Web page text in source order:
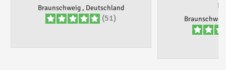
Braunschweig , Deutschland
(51)